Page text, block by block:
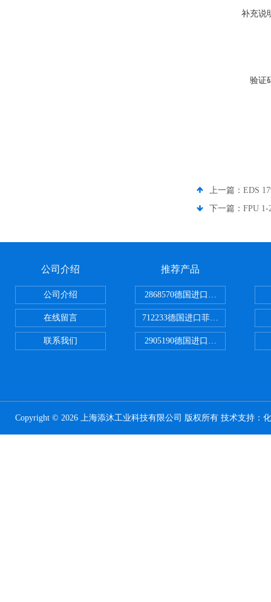
补充说
验证
上一篇： EDS
下一篇： FPU
公司介绍
公司介绍
在线留言
联系我们
推荐产品
2868570德国进口菲尼克斯电源
712233德国进口菲尼克斯断路器
2905190德国进口菲尼克斯继电器
Copyright © 2026 上海添沐工业科技有限公司 版权所有 技术支持：